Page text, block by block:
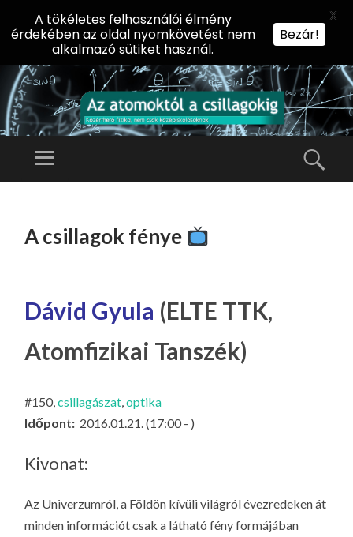
AZ
KT
A
CS
IL
Előadássorozat
Természettudományi
Menü
TARTALOMHOZ
A csillagok fénye
Dávid Gyula (ELTE TTK,
Atomfizikai Tanszék)
#150,csillagászat,optika
Időpont: 2016.01.21. (17:00 - )
Kivonat:
Az Univerzumról, a Földön kívüli világról évezredeken át
minden információt csak a látható fény formájában
A tökéletes felhasználói élmény
érdekében az oldal nyomkövetést nem
alkalmazó sütiket használ.
Bezár!
X